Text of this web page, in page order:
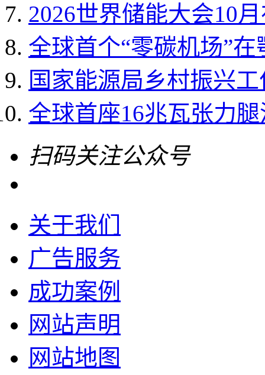
2026世界储能大会10
全球首个“零碳机场”
国家能源局乡村振兴
全球首座16兆瓦张力
扫码关注公众号
关于我们
广告服务
成功案例
网站声明
网站地图